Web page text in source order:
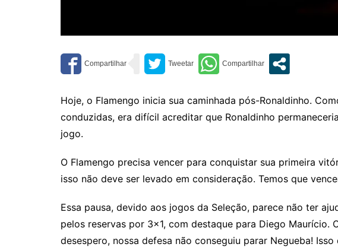
Hoje, o Flamengo inicia sua caminhada pós-Ronaldinho.
conduzidas, era difícil acreditar que Ronaldinho
jogo.
O Flamengo precisa vencer para conquistar sua primeira
isso não deve ser levado em consideração. Temos que
Essa pausa, devido aos jogos da Seleção, parece não ter
pelos reservas por 3×1, com destaque para Diego
desespero, nossa defesa não conseguiu parar Negueba!